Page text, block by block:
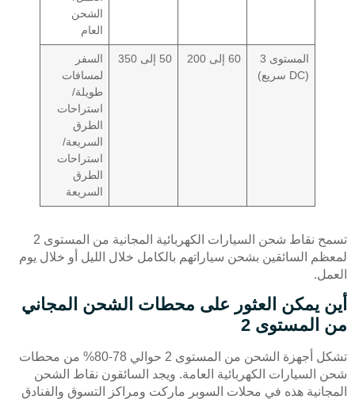
الشحن
العام
المستوى 3
(DC سريع)
60 إلى 200 50 إلى 350
السفر
لمسافات
طويلة/
استراحات
الطرق
السريعة/
استراحات
الطرق
السريعة
تسمح نقاط شحن السيارات الكهربائية المجانية من المستوى 2
لمعظم السائقين بشحن سياراتهم بالكامل خلال الليل أو خلال يوم
العمل.
أين يمكن العثور على محطات الشحن المجاني
من المستوى 2
تشكل أجهزة الشحن من المستوى 2 حوالي 78-80% من محطات
شحن السيارات الكهربائية العامة. ويجد السائقون نقاط الشحن
المجانية هذه في محلات السوبر ماركت ومراكز التسوق والفنادق